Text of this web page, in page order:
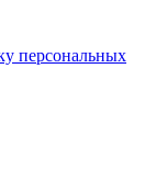
персональных